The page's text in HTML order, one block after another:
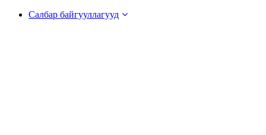
Салбар байгууллагууд